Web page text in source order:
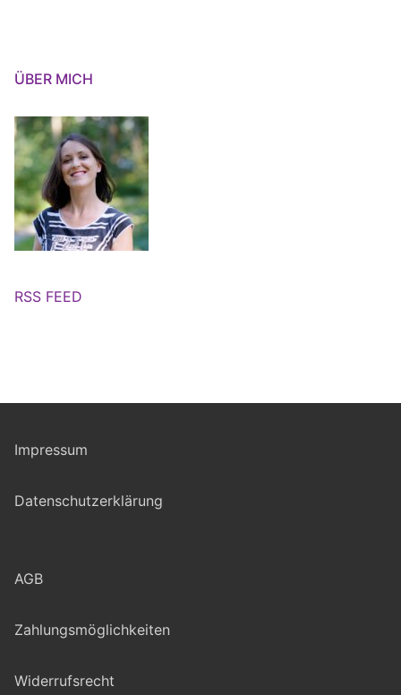
ÜBER MICH
RSS FEED
Impressum
Datenschutzerklärung
AGB
Zahlungsmöglichkeiten
Widerrufsrecht